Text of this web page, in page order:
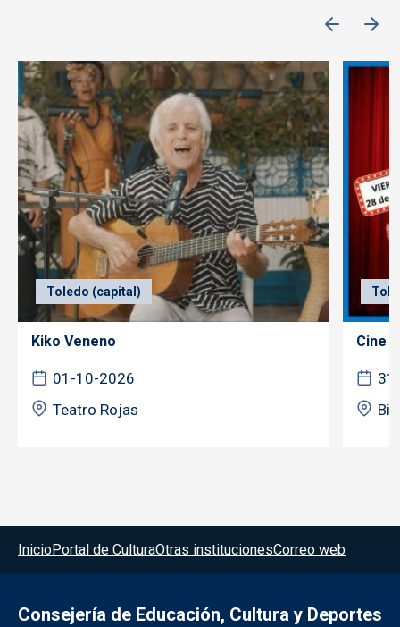
Toledo (capital)
Kiko Veneno
01-10-2026
Teatro Rojas
Cine
Menú del pie
InicioPortal de CulturaOtras institucionesCorreo web
Consejería de Educación, Cultura y Deportes